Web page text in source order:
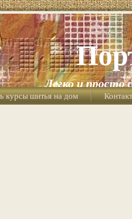
Легко и просто
курсы шитья на дом